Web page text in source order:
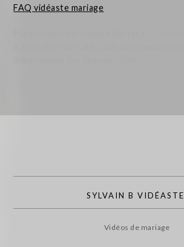
FAQ vidéaste mariage
SYLVAIN B VIDÉASTE
Vidéos de mariage